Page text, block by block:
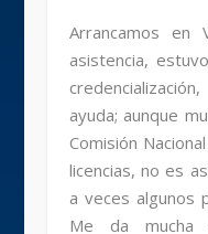
Arrancamos en
asistencia,
ayuda; aunque
Comisión
licencias, no es
a veces algunos
Me da mucha